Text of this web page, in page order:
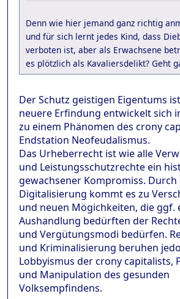
Denn wie hier jemand ganz richtig
und für sich lernt jedes Kind, dass
verboten ist, aber als Erwachsene
es plötzlich als Kavaliersdelikt? Geht
Der Schutz geistigen Eigentums
neuere Erfindung entwickelt sich
zu einem Phänomen des crony
Endstation Neofeudalismus.
Das Urheberrecht ist wie alle
und Leistungsschutzrechte ein
gewachsener Kompromiss. Durch
Digitalisierung kommt es zu
und neuen Mögichkeiten, die ggf.
Aushandlung bedürften der
und Vergütungsmodi bedürfen.
und Kriminalisierung beruhen
Lobbyismus der crony capitalists,
und Manipulation des gesunden
Volksempfindens.